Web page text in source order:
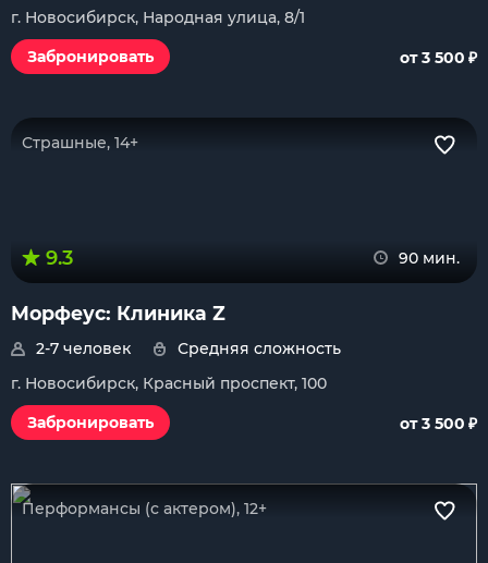
г. Новосибирск, Народная улица, 8/1
Забронировать
от 3 500 ₽
Страшные, 14+
9.3 90 мин.
Морфеус: Клиника Z
2-7 человек
Средняя сложность
г. Новосибирск, Красный проспект, 100
Забронировать
от 3 500 ₽
Перформансы (с актером), 12+